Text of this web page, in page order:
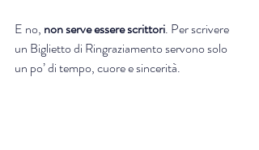
E no, non serve essere scrittori. Per scrivere
un Biglietto di Ringraziamento servono solo
un po’ di tempo, cuore e sincerità.